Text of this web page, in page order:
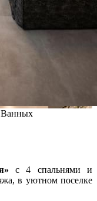
с 4 спальнями и
в уютном поселке